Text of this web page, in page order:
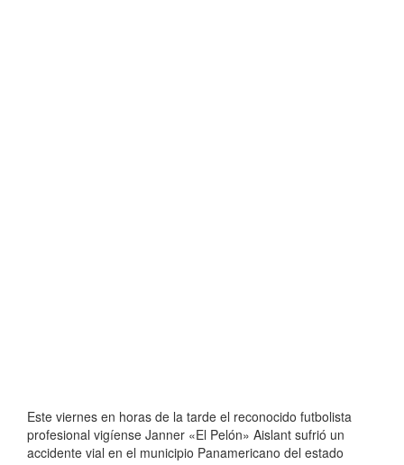
Este viernes en horas de la tarde el reconocido futbolista
profesional vigíense Janner «El Pelón» Aislant sufrió un
accidente vial en el municipio Panamericano del estado